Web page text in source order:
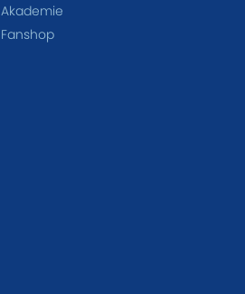
Akademie
Fanshop